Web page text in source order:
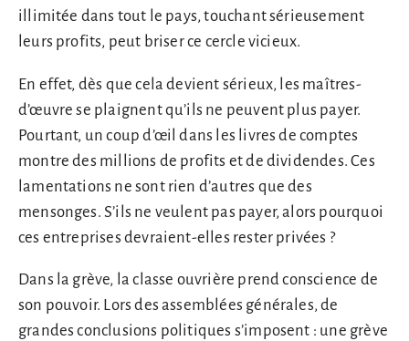
illimitée dans tout le pays, touchant sérieusement
leurs profits, peut briser ce cercle vicieux.
En effet, dès que cela devient sérieux, les maîtres-
d’œuvre se plaignent qu’ils ne peuvent plus payer.
Pourtant, un coup d’œil dans les livres de comptes
montre des millions de profits et de dividendes. Ces
lamentations ne sont rien d’autres que des
mensonges. S’ils ne veulent pas payer, alors pourquoi
ces entreprises devraient-elles rester privées ?
Dans la grève, la classe ouvrière prend conscience de
son pouvoir. Lors des assemblées générales, de
grandes conclusions politiques s’imposent : une grève